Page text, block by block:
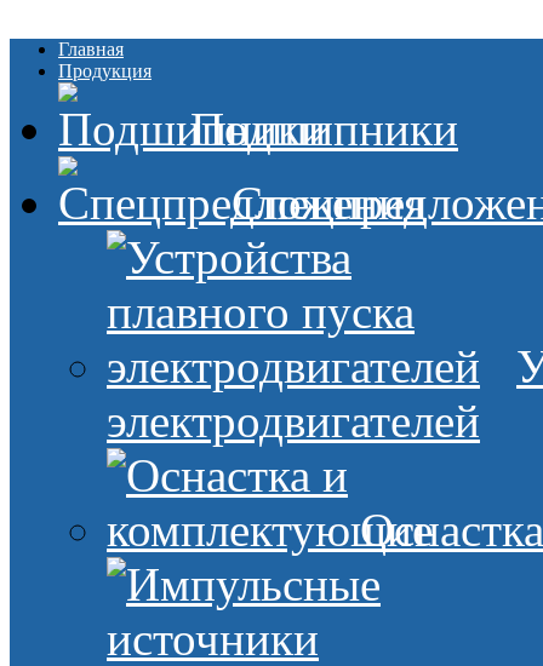
Главная
Продукция
Подшипники
электродвигателей